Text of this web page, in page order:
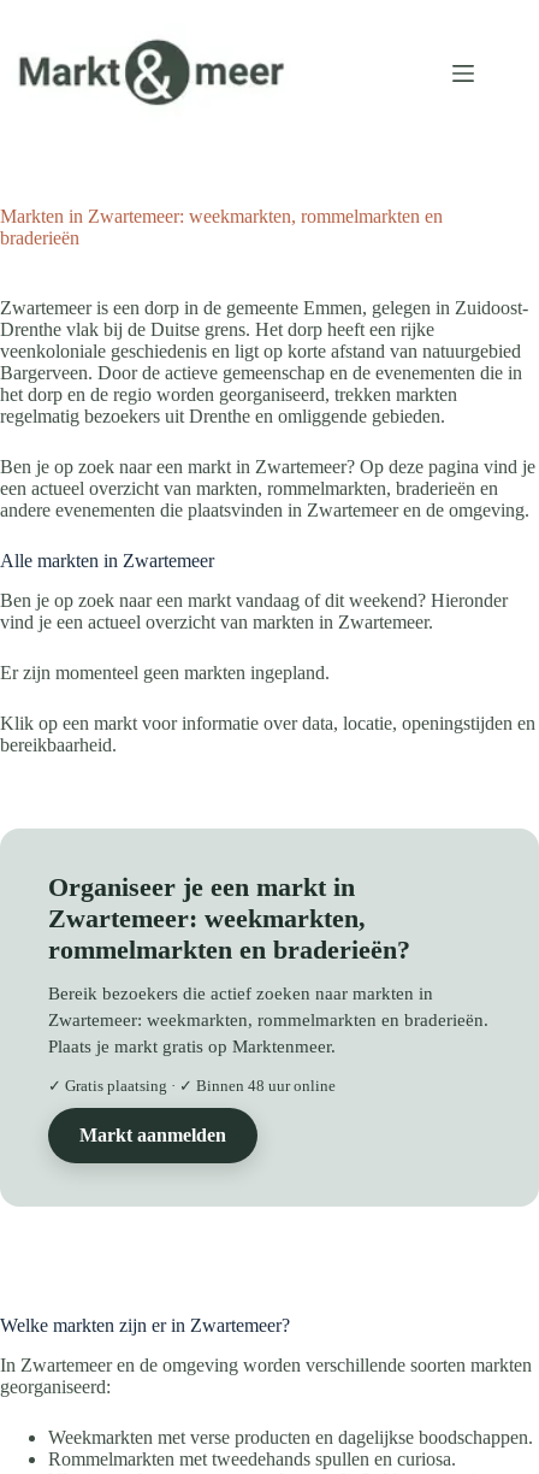
inhoud
Markten in Zwartemeer: weekmarkten, rommelmarkten en
braderieën
Zwartemeer is een dorp in de gemeente Emmen, gelegen in Zuidoost-
Drenthe vlak bij de Duitse grens. Het dorp heeft een rijke
veenkoloniale geschiedenis en ligt op korte afstand van natuurgebied
Bargerveen. Door de actieve gemeenschap en de evenementen die in
het dorp en de regio worden georganiseerd, trekken markten
regelmatig bezoekers uit Drenthe en omliggende gebieden.
Ben je op zoek naar een markt in Zwartemeer? Op deze pagina vind je
een actueel overzicht van markten, rommelmarkten, braderieën en
andere evenementen die plaatsvinden in Zwartemeer en de omgeving.
Alle markten in Zwartemeer
Ben je op zoek naar een markt vandaag of dit weekend? Hieronder
vind je een actueel overzicht van markten in Zwartemeer.
Er zijn momenteel geen markten ingepland.
Klik op een markt voor informatie over data, locatie, openingstijden en
bereikbaarheid.
Organiseer je een markt in
Zwartemeer: weekmarkten,
rommelmarkten en braderieën?
Bereik bezoekers die actief zoeken naar markten in
Zwartemeer: weekmarkten, rommelmarkten en braderieën.
Plaats je markt gratis op Marktenmeer.
✓ Gratis plaatsing · ✓ Binnen 48 uur online
Markt aanmelden
Welke markten zijn er in Zwartemeer?
In Zwartemeer en de omgeving worden verschillende soorten markten
georganiseerd:
Weekmarkten met verse producten en dagelijkse boodschappen.
Rommelmarkten met tweedehands spullen en curiosa.